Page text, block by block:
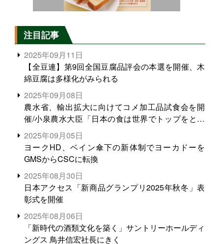
注目記事
2025年09月11日
【全豆連】第9回全国豆腐品評会の本選を開催、木
綿豆腐は多様化がみられる
2025年09月08日
農水省、輸出拡大に向けてコメ加工品試食会を開
催/小泉農水大臣「日本の食は世界でトップをとれ
る。米増産に向けて、米輸出需要の拡大を」
2025年09月05日
ヨークHD、ベイン傘下の新体制でヨーカドーを
GMSからCSCに転換
2025年08月30日
日本アクセス「新商品グランプリ2025年秋冬」表
彰式を開催
2025年08月06日
「新時代の酒類文化を築く」サントリーホールディ
ングス 鳥井信宏社長にきく